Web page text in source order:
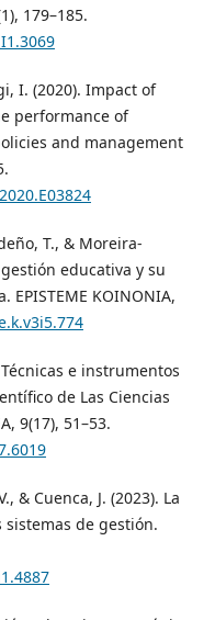
179–185.
I. (2020). Impact of
performance of
and management
T., & Moreira-
educativa y su
KOINONIA,
e instrumentos
de Las Ciencias
9(17), 51–53.
& Cuenca, J. (2023). La
de gestión.